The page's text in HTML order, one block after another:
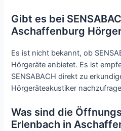
Gibt es bei
Aschaffenburg
Es ist nicht bekannt, ob
Hörgeräte anbietet. Es ist
SENSABACH direkt zu
Hörgeräteakustiker
Was sind die
Erlenbach in